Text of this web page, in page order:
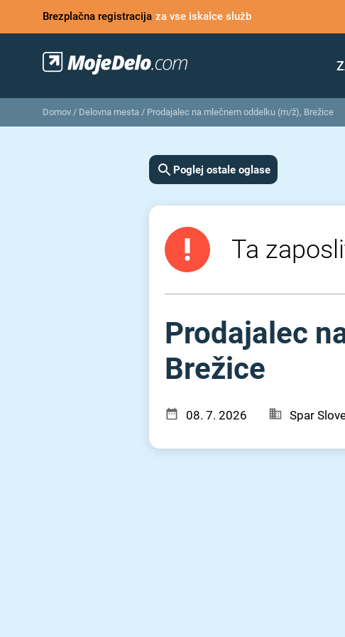
Brezplačna registracija za vse iskalce služb
Domov / Delovna mesta / Prodajalec na mlečnem oddelku (m/ž), Brežice
Poglej ostale oglase
Ta
Prodajalec
Brežice
08. 7. 2026 Spar